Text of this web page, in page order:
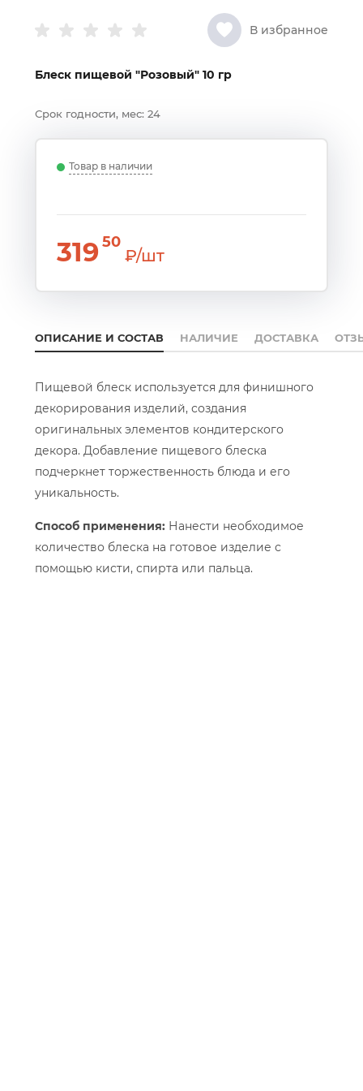
В избранное
Блеск пищевой "Розовый" 10 гр
Срок годности, мес: 24
Товар в наличии
31950
₽/шт
ОПИСАНИЕ И СОСТАВ НАЛИЧИЕ ДОСТАВКА
Пищевой блеск используется для финишного
декорирования изделий, создания
оригинальных элементов кондитерского
декора. Добавление пищевого блеска
подчеркнет торжественность блюда и его
уникальность.
Способ применения: Нанести необходимое
количество блеска на готовое изделие с
помощью кисти, спирта или пальца.